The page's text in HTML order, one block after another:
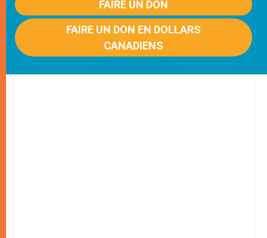
FAIRE UN DON
FAIRE UN DON EN DOLLARS
CANADIENS